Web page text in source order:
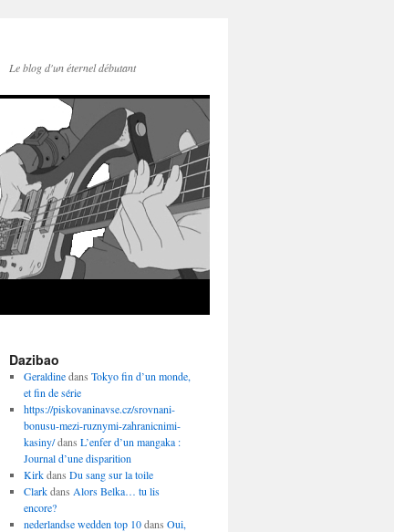
Le blog d'un éternel débutant
Dazibao
Geraldinedans Tokyo fin d’un monde,
et fin de série
https://piskovaninavse.cz/srovnani-
bonusu-mezi-ruznymi-zahranicnimi-
kasiny/dans L’enfer d’un mangaka :
Journal d’une disparition
Kirkdans Du sang sur la toile
Clarkdans Alors Belka… tu lis
encore?
nederlandse wedden top 10dans Oui,